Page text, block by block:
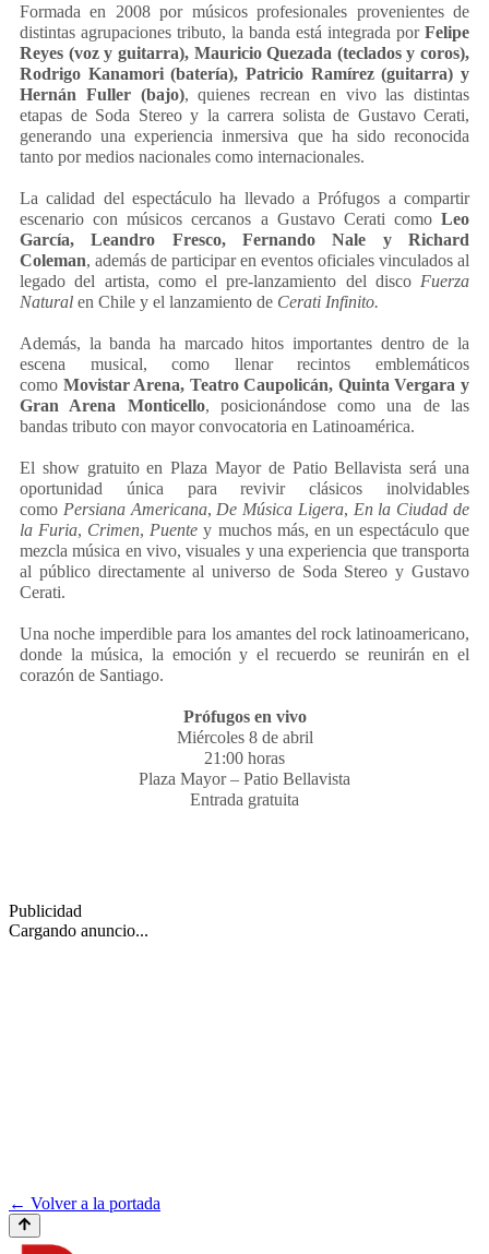
Formada en 2008 por músicos profesionales provenientes de
distintas agrupaciones tributo, la banda está integrada por Felipe
Reyes (voz y guitarra), Mauricio Quezada (teclados y coros),
Rodrigo Kanamori (batería), Patricio Ramírez (guitarra) y
Hernán Fuller (bajo), quienes recrean en vivo las distintas
etapas de Soda Stereo y la carrera solista de Gustavo Cerati,
generando una experiencia inmersiva que ha sido reconocida
tanto por medios nacionales como internacionales.
La calidad del espectáculo ha llevado a Prófugos a compartir
escenario con músicos cercanos a Gustavo Cerati como Leo
García, Leandro Fresco, Fernando Nale y Richard
Coleman, además de participar en eventos oficiales vinculados al
legado del artista, como el pre-lanzamiento del disco Fuerza
Natural en Chile y el lanzamiento de Cerati Infinito.
Además, la banda ha marcado hitos importantes dentro de la
escena musical, como llenar recintos emblemáticos
como Movistar Arena, Teatro Caupolicán, Quinta Vergara y
Gran Arena Monticello, posicionándose como una de las
bandas tributo con mayor convocatoria en Latinoamérica.
El show gratuito en Plaza Mayor de Patio Bellavista será una
oportunidad única para revivir clásicos inolvidables
como Persiana Americana, De Música Ligera, En la Ciudad de
la Furia, Crimen, Puente y muchos más, en un espectáculo que
mezcla música en vivo, visuales y una experiencia que transporta
al público directamente al universo de Soda Stereo y Gustavo
Cerati.
Una noche imperdible para los amantes del rock latinoamericano,
donde la música, la emoción y el recuerdo se reunirán en el
corazón de Santiago.
Prófugos en vivo
Miércoles 8 de abril
21:00 horas
Plaza Mayor – Patio Bellavista
Entrada gratuita
Publicidad
Cargando anuncio...
← Volver a la portada